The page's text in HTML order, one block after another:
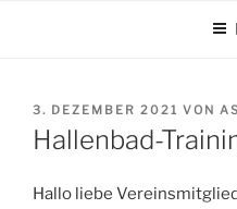
VERÖFFENTLICHT
AM
3. DEZEMBER 2021 VON
Hallenbad-
Hallo liebe